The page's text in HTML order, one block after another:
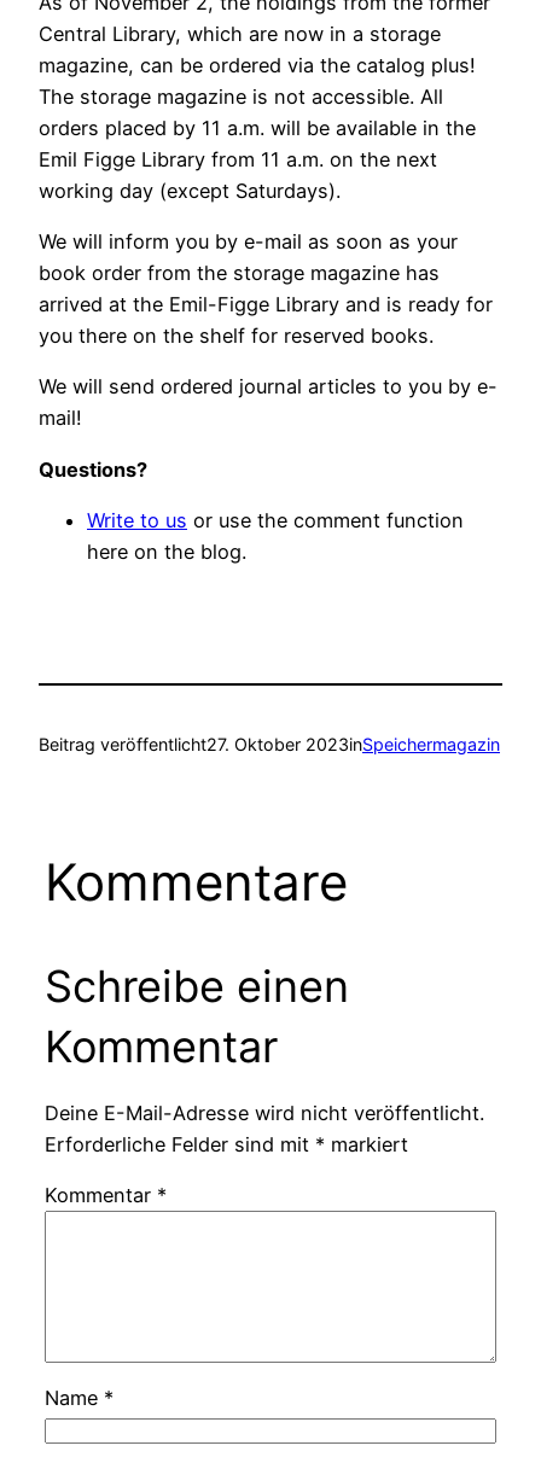
Central Library, which are now in a storage
magazine, can be ordered via the catalog plus!
The storage magazine is not accessible. All
orders placed by 11 a.m. will be available in the
Emil Figge Library from 11 a.m. on the next
working day (except Saturdays).
We will inform you by e-mail as soon as your
book order from the storage magazine has
arrived at the Emil-Figge Library and is ready for
you there on the shelf for reserved books.
We will send ordered journal articles to you by e-
mail!
Questions?
Write to us or use the comment function
here on the blog.
Beitrag veröffentlicht27. Oktober 2023inSpeichermagazin
Kommentare
Schreibe einen
Kommentar
Deine E-Mail-Adresse wird nicht veröffentlicht.
Erforderliche Felder sind mit * markiert
Kommentar *
Name *